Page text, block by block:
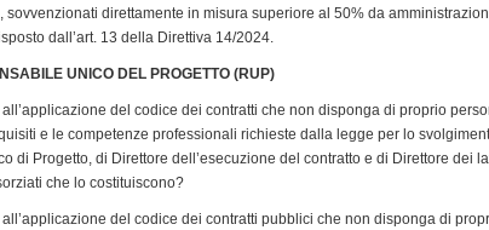
sovvenzionati direttamente in misura superiore al 50% da
dall’art. 13 della Direttiva 14/2024.
UNICO DEL PROGETTO (RUP)
del codice dei contratti che non disponga di proprio
e le competenze professionali richieste dalla legge per lo
di Progetto, di Direttore dell’esecuzione del contratto e di Direttore dei
che lo costituiscono?
del codice dei contratti pubblici che non disponga di